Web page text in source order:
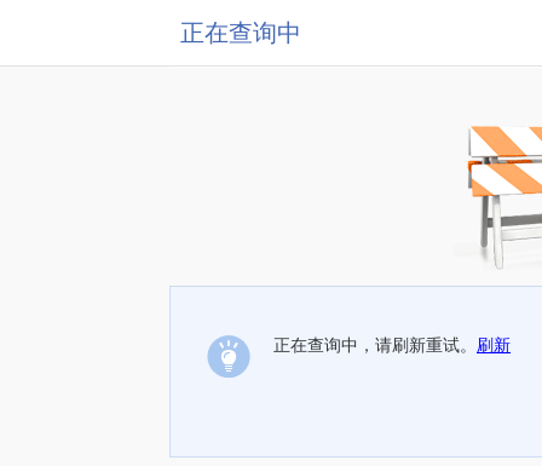
正在查询中
正在查询中，请刷新重试。 刷新